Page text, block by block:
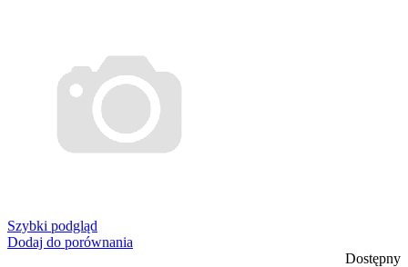
Szybki podgląd
Dodaj do porównania
Dostępny